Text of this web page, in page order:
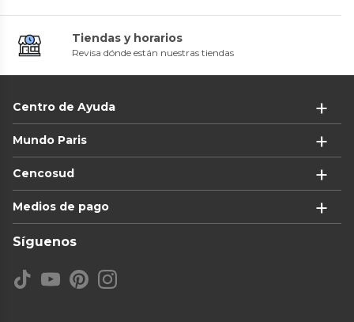
Tiendas y horarios
Revisa dónde están nuestras tiendas
Centro de Ayuda
Mundo Paris
Cencosud
Medios de pago
Síguenos